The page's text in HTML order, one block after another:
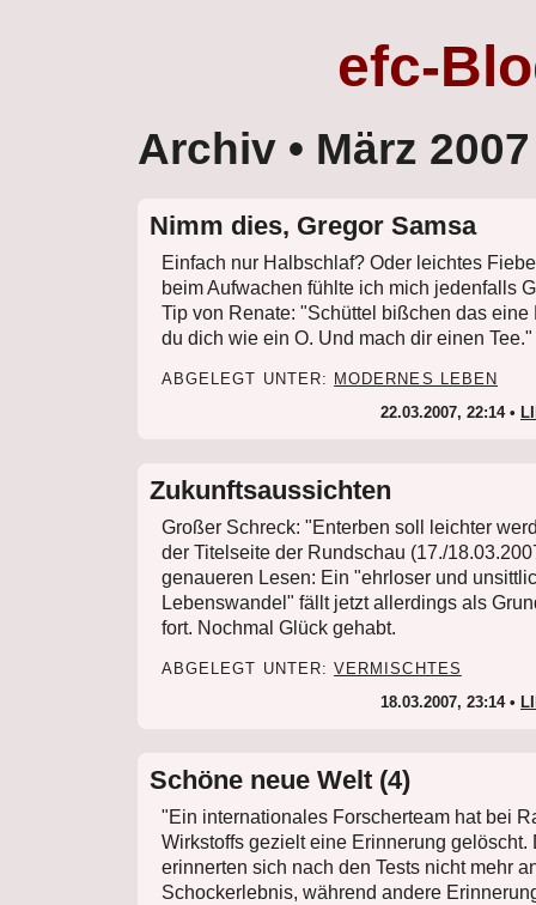
efc-
Archiv • März 2007
Nimm dies, Gregor Samsa
Einfach nur Halbschlaf? Oder leichtes
beim Aufwachen fühlte ich mich jedenfalls
Tip von Renate: "Schüttel bißchen das eine
du dich wie ein O. Und mach dir einen Tee."
ABGELEGT UNTER: MODERNES LEBEN
22.03.2007, 22:14 •
Zukunftsaussichten
Großer Schreck: "Enterben soll leichter
der Titelseite der Rundschau (17./
genaueren Lesen: Ein "ehrloser und
Lebenswandel" fällt jetzt allerdings als
fort. Nochmal Glück gehabt.
ABGELEGT UNTER:VERMISCHTES
18.03.2007, 23:14 •
Schöne neue Welt (4)
"Ein internationales Forscherteam hat bei
Wirkstoffs gezielt eine Erinnerung gelöscht.
erinnerten sich nach den Tests nicht mehr
Schockerlebnis, während andere